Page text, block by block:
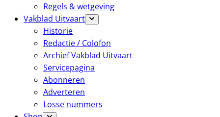
Regels & wetgeving
Vakblad Uitvaart
Historie
Redactie / Colofon
Archief Vakblad Uitvaart
Servicepagina
Abonneren
Adverteren
Losse nummers